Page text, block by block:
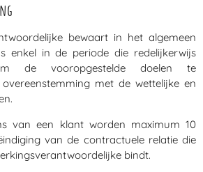
bewaart in het algemeen
enkel in de periode die redelijkerwijs
de vooropgestelde doelen te
met de wettelijke en
van een klant worden maximum 10
van de contractuele relatie die
bindt.